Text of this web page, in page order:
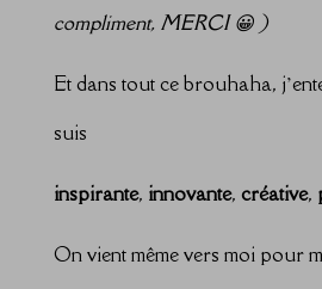
compliment, MERCI 😀 )
Et dans tout ce brouhaha,
suis
inspirante, innovante, créative,
On vient même vers moi pour